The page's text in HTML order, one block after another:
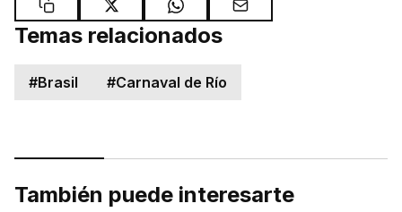
Temas relacionados
#Brasil #Carnaval de Río
También puede interesarte